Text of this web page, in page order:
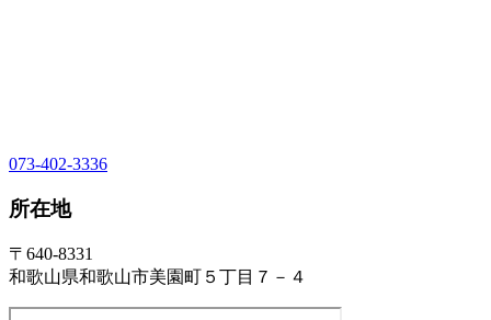
073-402-3336
所在地
〒640-8331
和歌山県和歌山市美園町５丁目７－４